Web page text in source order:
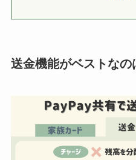
送金機能がベストなの